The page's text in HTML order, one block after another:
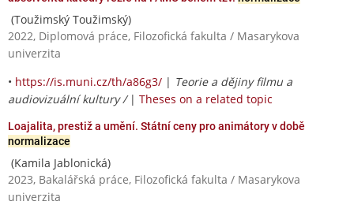
(Toužimský Toužimský)
2022, Diplomová práce, Filozofická fakulta / Masarykova
univerzita
• https://is.muni.cz/th/a86g3/ | Teorie a dějiny filmu a
audiovizuální kultury / | Theses on a related topic
Loajalita, prestiž a umění. Státní ceny pro animátory v době
normalizace
(Kamila Jablonická)
2023, Bakalářská práce, Filozofická fakulta / Masarykova
univerzita